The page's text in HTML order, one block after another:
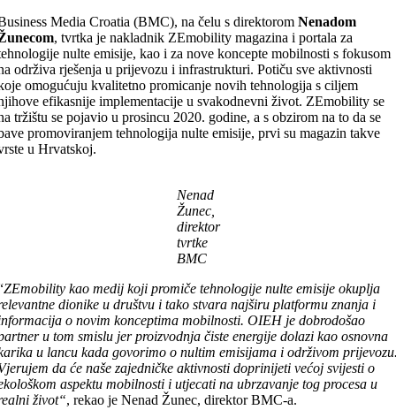
Media Croatia (BMC), na čelu s direktoromNenadom
, tvrtka je nakladnik ZEmobility magazina i portala za
nulte emisije, kao i za nove koncepte mobilnosti s fokusom
održiva rješenja u prijevozu i infrastrukturi. Potiču sve aktivnosti
omogućuju kvalitetno promicanje novih tehnologija s ciljem
efikasnije implementacije u svakodnevni život. ZEmobility se
tržištu se pojavio u prosincu 2020. godine, a s obzirom na to da se
promoviranjem tehnologija nulte emisije, prvi su magazin takve
u Hrvatskoj.
Nenad
Žunec,
direktor
tvrtke
BMC
ZEmobility kao medij koji promiče tehnologije nulte emisije okuplja
dionike u društvu i tako stvara najširu platformu znanja i
o novim konceptima mobilnosti. OIEH je dobrodošao
u tom smislu jer proizvodnja čiste energije dolazi kao osnovna
u lancu kada govorimo o nultim emisijama i održivom
da će naše zajedničke aktivnosti doprinijeti većoj svijesti o
aspektu mobilnosti i utjecati na ubrzavanje tog procesa u
život“, rekao je Nenad Žunec, direktor BMC-a.